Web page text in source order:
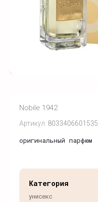
Артикул: 8033406601535
Nobile 1942
оригинальный парфюм
Категория
унисекс